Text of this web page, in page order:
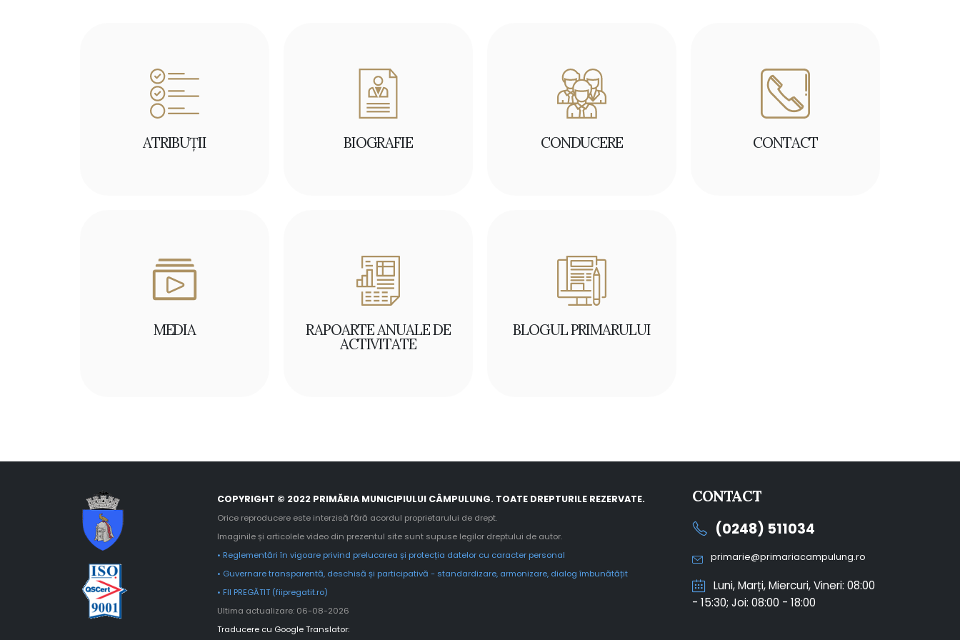
ATRIBUȚII BIOGRAFIE CONDUCERE CONTACT
MEDIA RAPOARTE ANUALE DE
ACTIVITATE
BLOGUL PRIMARULUI
COPYRIGHT © 2022 PRIMĂRIA MUNICIPIULUI CÂMPULUNG. TOATE DREPTURILE REZERVATE.
Orice reproducere este interzisă fără acordul proprietarului de drept.
Imaginile și articolele video din prezentul site sunt supuse legilor dreptului de autor.
• Reglementări în vigoare privind prelucarea și protecția datelor cu caracter personal
• Guvernare transparentă, deschisă și participativă - standardizare, armonizare, dialog îmbunătățit
• FII PREGĂTIT (fiipregatit.ro)
Ultima actualizare: 06-08-2026
Traducere cu Google Translator:
CONTACT
(0248) 511034
primarie@primariacampulung.ro
Luni, Marți, Miercuri, Vineri: 08:00
- 15:30; Joi: 08:00 - 18:00